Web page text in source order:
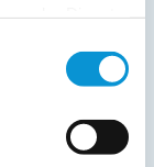
ab 94 €